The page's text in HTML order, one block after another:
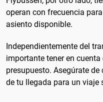
operan con frecuencia
asiento disponible.
Independientemente del
importante tener en
presupuesto. Asegúrate
de tu llegada para un viaje